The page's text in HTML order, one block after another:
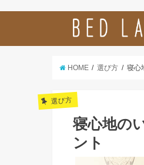
HOME 選び方 寝心
選び方
寝心地の
ント